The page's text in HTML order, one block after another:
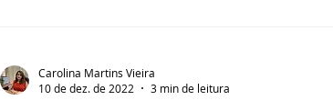
Carolina Martins Vieira
10 de dez. de 2022
3 min de leitura